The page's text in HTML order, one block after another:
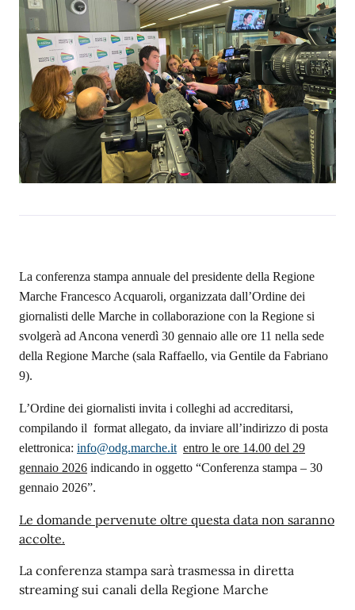
La conferenza stampa annuale del presidente della Regione
Marche Francesco Acquaroli, organizzata dall’Ordine dei
giornalisti delle Marche in collaborazione con la Regione si
svolgerà ad Ancona venerdì 30 gennaio alle ore 11 nella sede
della Regione Marche (sala Raffaello, via Gentile da Fabriano
9).
L’Ordine dei giornalisti invita i colleghi ad accreditarsi,
compilando il format allegato, da inviare all’indirizzo di posta
elettronica: info@odg.marche.it entro le ore 14.00 del 29
gennaio 2026 indicando in oggetto “Conferenza stampa – 30
gennaio 2026”.
Le domande pervenute oltre questa data non saranno
accolte.
La conferenza stampa sarà trasmessa in diretta
streaming sui canali della Regione Marche